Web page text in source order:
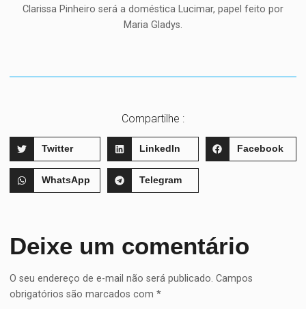
Clarissa Pinheiro será a doméstica Lucimar, papel feito por
Maria Gladys.
Compartilhe :
Twitter LinkedIn Facebook
WhatsApp Telegram
Deixe um comentário
O seu endereço de e-mail não será publicado. Campos
obrigatórios são marcados com*